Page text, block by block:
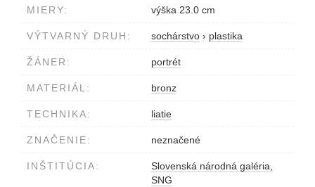
MIERY: výška 23.0 cm
VÝTVARNÝ DRUH: sochárstvo › plastika
ŽÁNER: portrét
MATERIÁL: bronz
TECHNIKA: liatie
ZNAČENIE: neznačené
INŠTITÚCIA:
Slovenská národná galéria,
SNG